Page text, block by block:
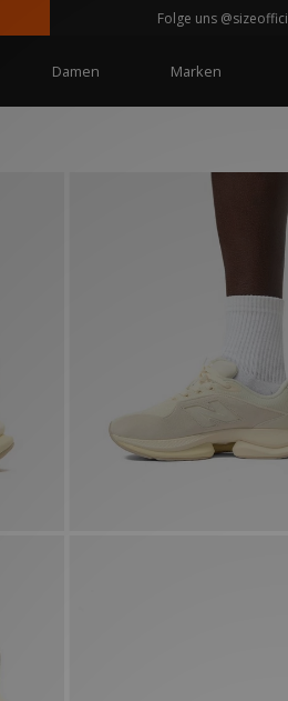
Folge uns @sizeofficialde
Damen Marken